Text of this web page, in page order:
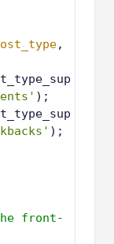
);
);
front-